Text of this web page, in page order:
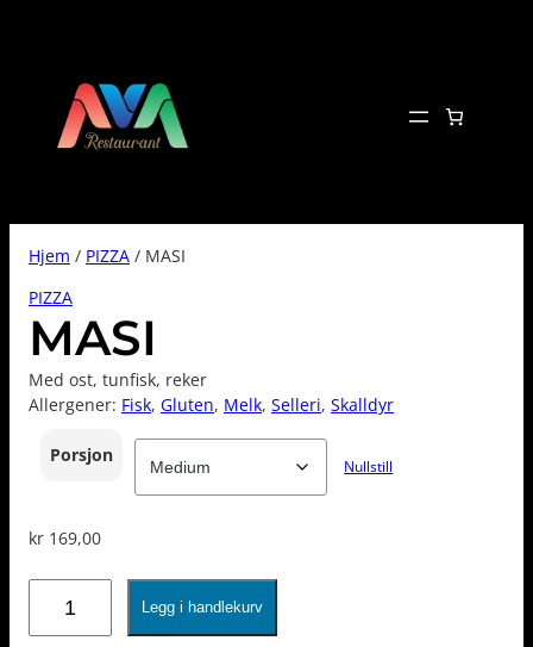
Hjem / PIZZA / MASI
PIZZA
MASI
Med ost, tunfisk, reker
Allergener: Fisk, Gluten, Melk, Selleri, Skalldyr
Porsjon Nullstill
kr 169,00
antall
Legg i handlekurv